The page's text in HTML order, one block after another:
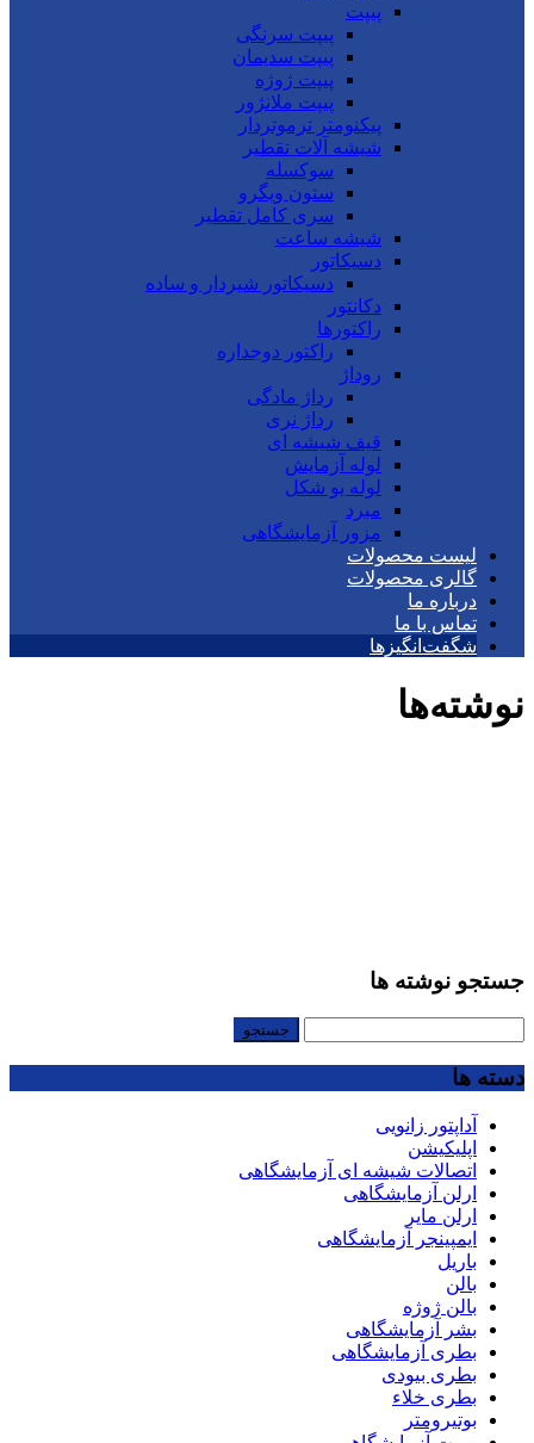
پیپت
پیپت سرنگی
پیپت سدیمان
پیپت ژوژه
پیپت ملانژور
پیکنومتر ترموتردار
شیشه آلات تقطیر
سوکسله
ستون ویگرو
سری کامل تقطیر
شیشه ساعت
دسیکاتور
دسیکاتور شیردار و ساده
دکانتور
راکتورها
راکتور دوجداره
روداژ
رداژ مادگی
رداژ نری
قیف شیشه ای
لوله آزمایش
لوله یو شکل
مبرد
مزور آزمایشگاهی
لیست محصولات
گالری محصولات
درباره ما
تماس با ما
شگفت‌انگیزها
نوشته‌ها
جستجو نوشته ها
دسته ها
آداپتور زانویی
اپلیکیشن
اتصالات شیشه ای آزمایشگاهی
ارلن آزمایشگاهی
ارلن مایر
ایمپینجر آزمایشگاهی
باریل
بالن
بالن ژوژه
بشر آزمایشگاهی
بطری آزمایشگاهی
بطری بیودی
بطری خلاء
بوتیرومتر